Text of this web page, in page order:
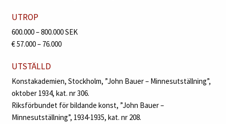
UTROP
600.000 – 800.000 SEK
€ 57.000 – 76.000
UTSTÄLLD
Konstakademien, Stockholm, ”John Bauer – Minnesutställning”,
oktober 1934, kat. nr 306.
Riksförbundet för bildande konst, ”John Bauer –
Minnesutställning”, 1934-1935, kat. nr 208.